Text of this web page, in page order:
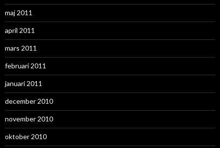
maj 2011
april 2011
mars 2011
februari 2011
januari 2011
december 2010
november 2010
oktober 2010